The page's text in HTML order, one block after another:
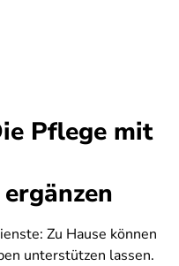
Pflege mit
Zu Hause können
unterstützen lassen.